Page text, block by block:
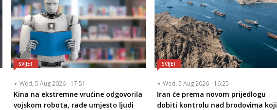
SVIJET
Wed, 5 Aug 2026 - 17:51
Kina na ekstremne vrućine odgovorila
vojskom robota, rade umjesto ljudi
SVIJET
Wed, 5 Aug 2026 - 16:25
Iran će prema novom prijedlogu
dobiti kontrolu nad brodovima koji